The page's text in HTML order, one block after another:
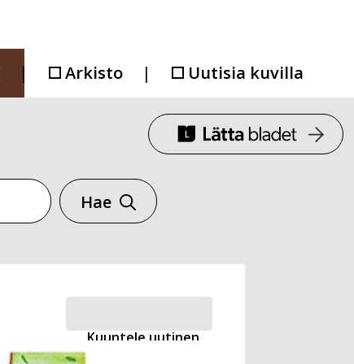
Arkisto Uutisia kuvilla
Hae
Kuuntele uutinen